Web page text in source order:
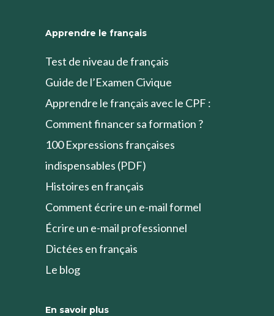
Apprendre le français
Test de niveau de français
Guide de l’Examen Civique
Apprendre le français avec le CPF :
Comment financer sa formation ?
100 Expressions françaises
indispensables (PDF)
Histoires en français
Comment écrire un e-mail formel
Écrire un e-mail professionnel
Dictées en français
Le blog
En savoir plus